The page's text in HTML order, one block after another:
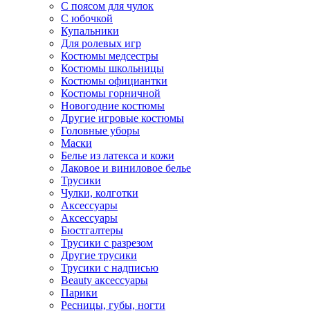
С поясом для чулок
С юбочкой
Купальники
Для ролевых игр
Костюмы медсестры
Костюмы школьницы
Костюмы официантки
Костюмы горничной
Новогодние костюмы
Другие игровые костюмы
Головные уборы
Маски
Белье из латекса и кожи
Лаковое и виниловое белье
Трусики
Чулки, колготки
Аксессуары
Аксессуары
Бюстгалтеры
Трусики с разрезом
Другие трусики
Трусики с надписью
Beauty аксессуары
Парики
Ресницы, губы, ногти